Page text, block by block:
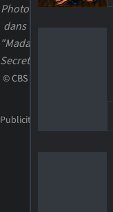
Photo
dans
"Madam
Secretary"
© CBS